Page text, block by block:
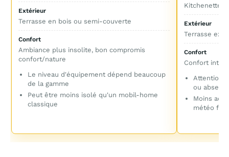
Extérieur
Terrasse en bois ou semi-couverte
Confort
Ambiance plus insolite, bon compromis
confort/nature
Le niveau d'équipement dépend beaucoup
de la gamme
Peut être moins isolé qu'un mobil-home
classique
Kitchenette
Extérieur
Terrasse
Confort
Confort
Attention
ou absente
Moins
météo